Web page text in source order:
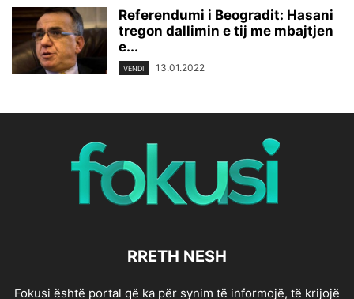
Referendumi i Beogradit: Hasani
tregon dallimin e tij me mbajtjen
e...
VENDI 13.01.2022
RRETH NESH
Fokusi është portal që ka për synim të informojë, të krijojë